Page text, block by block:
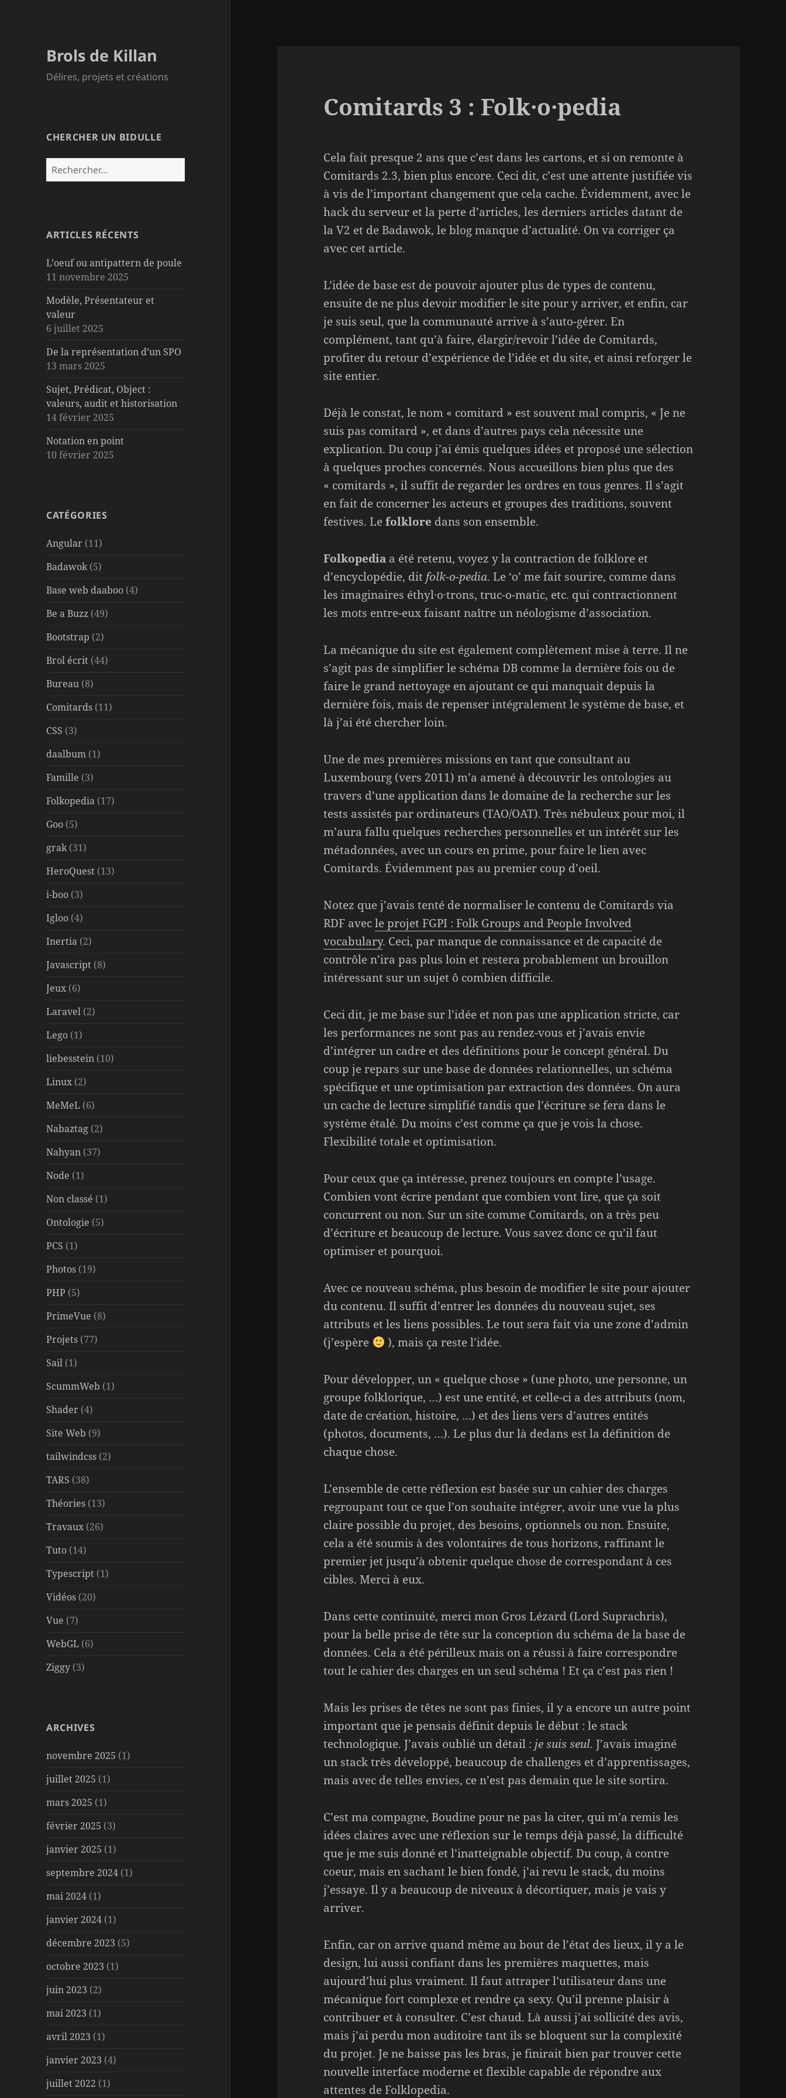
Brols de Killan
Délires, projets et créations
CHERCHER UN BIDULLE
Rechercher :
ARTICLES RÉCENTS
L’oeuf ou antipattern de poule
11 novembre 2025
Modèle, Présentateur et
valeur
6 juillet 2025
De la représentation d’un SPO
13 mars 2025
Sujet, Prédicat, Object :
valeurs, audit et historisation
14 février 2025
Notation en point
10 février 2025
CATÉGORIES
Angular (11)
Badawok(5)
Base web daaboo (4)
Be a Buzz (49)
Bootstrap (2)
Brol écrit (44)
Bureau (8)
Comitards (11)
CSS (3)
daalbum (1)
Famille (3)
Folkopedia (17)
Goo (5)
grak(31)
HeroQuest (13)
i-boo (3)
Igloo (4)
Inertia (2)
Javascript (8)
Jeux (6)
Laravel (2)
Lego (1)
liebesstein (10)
Linux (2)
MeMeL (6)
Nabaztag (2)
Nahyan (37)
Node (1)
Non classé (1)
Ontologie (5)
PCS (1)
Photos (19)
PHP (5)
PrimeVue (8)
Projets (77)
Sail (1)
ScummWeb (1)
Shader (4)
Site Web (9)
tailwindcss (2)
TARS (38)
Théories (13)
Travaux (26)
Tuto (14)
Typescript (1)
Vidéos (20)
Vue (7)
WebGL (6)
Ziggy (3)
ARCHIVES
novembre 2025 (1)
juillet 2025 (1)
mars 2025 (1)
février 2025 (3)
janvier 2025 (1)
septembre 2024 (1)
mai 2024 (1)
janvier 2024 (1)
décembre 2023 (5)
octobre 2023 (1)
juin 2023 (2)
mai 2023 (1)
avril 2023 (1)
janvier 2023 (4)
juillet 2022 (1)
Comitards 3 : Folk·o·pedia
Cela fait presque 2 ans que c’est dans les cartons, et si on remonte à
Comitards 2.3, bien plus encore. Ceci dit, c’est une attente justifiée vis
à vis de l’important changement que cela cache. Évidemment, avec le
hack du serveur et la perte d’articles, les derniers articles datant de
la V2 et de Badawok, le blog manque d’actualité. On va corriger ça
avec cet article.
L’idée de base est de pouvoir ajouter plus de types de contenu,
ensuite de ne plus devoir modifier le site pour y arriver, et enfin, car
je suis seul, que la communauté arrive à s’auto-gérer. En
complément, tant qu’à faire, élargir/revoir l’idée de Comitards,
profiter du retour d’expérience de l’idée et du site, et ainsi reforger le
site entier.
Déjà le constat, le nom « comitard » est souvent mal compris, « Je ne
suis pas comitard », et dans d’autres pays cela nécessite une
explication. Du coup j’ai émis quelques idées et proposé une sélection
à quelques proches concernés. Nous accueillons bien plus que des
« comitards », il suffit de regarder les ordres en tous genres. Il s’agit
en fait de concerner les acteurs et groupes des traditions, souvent
festives. Lefolklore dans son ensemble.
Folkopedia a été retenu, voyez y la contraction de folklore et
d’encyclopédie, dit folk-o-pedia. Le ‘o’ me fait sourire, comme dans
les imaginaires éthyl·o·trons, truc-o-matic, etc. qui contractionnent
les mots entre-eux faisant naître un néologisme d’association.
La mécanique du site est également complètement mise à terre. Il ne
s’agit pas de simplifier le schéma DB comme la dernière fois ou de
faire le grand nettoyage en ajoutant ce qui manquait depuis la
dernière fois, mais de repenser intégralement le système de base, et
là j’ai été chercher loin.
Une de mes premières missions en tant que consultant au
Luxembourg (vers 2011) m’a amené à découvrir les ontologies au
travers d’une application dans le domaine de la recherche sur les
tests assistés par ordinateurs (TAO/OAT). Très nébuleux pour moi, il
m’aura fallu quelques recherches personnelles et un intérêt sur les
métadonnées, avec un cours en prime, pour faire le lien avec
Comitards. Évidemment pas au premier coup d’oeil.
Notez que j’avais tenté de normaliser le contenu de Comitards via
RDF avecle projet FGPI : Folk Groups and People Involved
vocabulary. Ceci, par manque de connaissance et de capacité de
contrôle n’ira pas plus loin et restera probablement un brouillon
intéressant sur un sujet ô combien difficile.
Ceci dit, je me base sur l’idée et non pas une application stricte, car
les performances ne sont pas au rendez-vous et j’avais envie
d’intégrer un cadre et des définitions pour le concept général. Du
coup je repars sur une base de données relationnelles, un schéma
spécifique et une optimisation par extraction des données. On aura
un cache de lecture simplifié tandis que l’écriture se fera dans le
système étalé. Du moins c’est comme ça que je vois la chose.
Flexibilité totale et optimisation.
Pour ceux que ça intéresse, prenez toujours en compte l’usage.
Combien vont écrire pendant que combien vont lire, que ça soit
concurrent ou non. Sur un site comme Comitards, on a très peu
d’écriture et beaucoup de lecture. Vous savez donc ce qu’il faut
optimiser et pourquoi.
Avec ce nouveau schéma, plus besoin de modifier le site pour ajouter
du contenu. Il suffit d’entrer les données du nouveau sujet, ses
attributs et les liens possibles. Le tout sera fait via une zone d’admin
(j’espère
), mais ça reste l’idée.
Pour développer, un « quelque chose » (une photo, une personne, un
groupe folklorique, …) est une entité, et celle-ci a des attributs (nom,
date de création, histoire, …) et des liens vers d’autres entités
(photos, documents, …). Le plus dur là dedans est la définition de
chaque chose.
L’ensemble de cette réflexion est basée sur un cahier des charges
regroupant tout ce que l’on souhaite intégrer, avoir une vue la plus
claire possible du projet, des besoins, optionnels ou non. Ensuite,
cela a été soumis à des volontaires de tous horizons, raffinant le
premier jet jusqu’à obtenir quelque chose de correspondant à ces
cibles. Merci à eux.
Dans cette continuité, merci mon Gros Lézard (Lord Suprachris),
pour la belle prise de tête sur la conception du schéma de la base de
données. Cela a été périlleux mais on a réussi à faire correspondre
tout le cahier des charges en un seul schéma ! Et ça c’est pas rien !
Mais les prises de têtes ne sont pas finies, il y a encore un autre point
important que je pensais définit depuis le début : le stack
technologique. J’avais oublié un détail : je suis seul. J’avais imaginé
un stack très développé, beaucoup de challenges et d’apprentissages,
mais avec de telles envies, ce n’est pas demain que le site sortira.
C’est ma compagne, Boudine pour ne pas la citer, qui m’a remis les
idées claires avec une réflexion sur le temps déjà passé, la difficulté
que je me suis donné et l’inatteignable objectif. Du coup, à contre
coeur, mais en sachant le bien fondé, j’ai revu le stack, du moins
j’essaye. Il y a beaucoup de niveaux à décortiquer, mais je vais y
arriver.
Enfin, car on arrive quand même au bout de l’état des lieux, il y a le
design, lui aussi confiant dans les premières maquettes, mais
aujourd’hui plus vraiment. Il faut attraper l’utilisateur dans une
mécanique fort complexe et rendre ça sexy. Qu’il prenne plaisir à
contribuer et à consulter. C’est chaud. Là aussi j’ai sollicité des avis,
mais j’ai perdu mon auditoire tant ils se bloquent sur la complexité
du projet. Je ne baisse pas les bras, je finirait bien par trouver cette
nouvelle interface moderne et flexible capable de répondre aux
attentes de Folklopedia.